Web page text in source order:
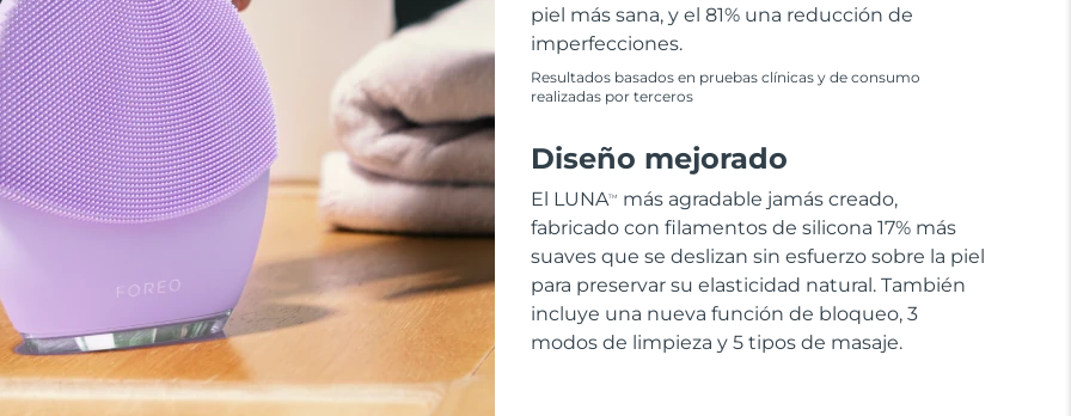
piel más sana, y el 81% una reducción de
imperfecciones.
Resultados basados en pruebas clínicas y de consumo
realizadas por terceros
Diseño mejorado
El LUNATM
más agradable jamás creado,
fabricado con filamentos de silicona 17% más
suaves que se deslizan sin esfuerzo sobre la piel
para preservar su elasticidad natural. También
incluye una nueva función de bloqueo, 3
modos de limpieza y 5 tipos de masaje.